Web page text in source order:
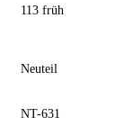
113 früh
Neuteil
NT-631